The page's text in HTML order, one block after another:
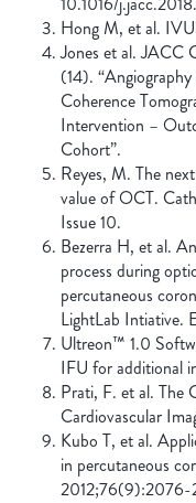
Hong M, et al.
Jones et al. JACC
(14).
Coherence
Intervention –
Cohort”.
Reyes, M. The
value of OCT.
Issue 10.
Bezerra H, et al.
process during
percutaneous
LightLab Intiative.
Ultreon™ 1.0
IFU for additional
Prati, F. et al.
Cardiovascular
Kubo T, et al.
in percutaneous
2012;76(9):2076-